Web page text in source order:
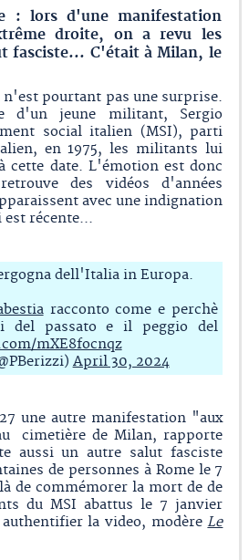
: lors d'une manifestation
droite, on a revu les
fasciste... C'était à Milan, le
pourtant pas une surprise.
d'un jeune militant, Sergio
social italien (MSI), parti
en 1975, les militants lui
cette date. L'émotion est donc
des vidéos d'années
avec une indignation
récente...
dell'Italia in Europa.
racconto come e perchè
del passato e il peggio del
mXE8focnqz
April 30, 2024
une autre manifestation "aux
cimetière de Milan, rapporte
aussi un autre salut fasciste
de personnes à Rome le 7
de commémorer la mort de de
du MSI abattus le 7 janvier
la video, modèreLe